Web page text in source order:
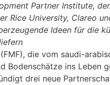
Partner Institute,
Rice University, Clareo
Ideen für die
die vom saudi-
Bodenschätze ins Leben
drei neue